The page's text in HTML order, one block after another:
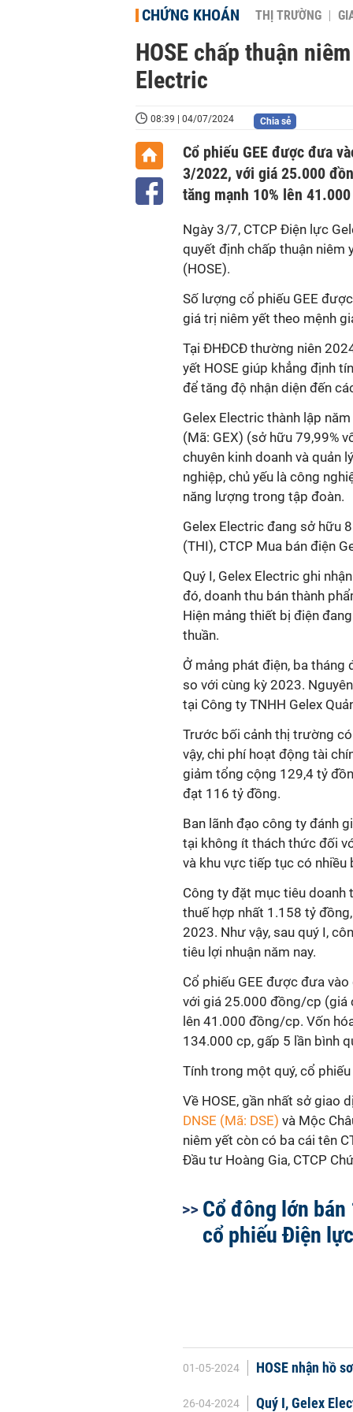
CHỨNG KHOÁN THỊ TRƯỜNG
HOSE chấp thuận
Electric
08:39 | 04/07/2024 Chia sẻ
Cổ phiếu GEE được đưa
3/2022, với giá 25.000
tăng mạnh 10% lên
Ngày 3/7, CTCP Điện lực
quyết định chấp thuận niêm
(HOSE).
Số lượng cổ phiếu GEE
giá trị niêm yết theo mệnh
Tại ĐHĐCĐ thường niên
yết HOSE giúp khẳng định
để tăng độ nhận diện đến
Gelex Electric thành lập
(Mã: GEX) (sở hữu 79,99%
chuyên kinh doanh và quản
nghiệp, chủ yếu là công
năng lượng trong tập đoàn.
Gelex Electric đang sở hữu
(THI), CTCP Mua bán điện
Quý I, Gelex Electric ghi
đó, doanh thu bán thành
Hiện mảng thiết bị điện
thuần.
Ở mảng phát điện, ba tháng
so với cùng kỳ 2023.
tại Công ty TNHH Gelex
Trước bối cảnh thị trường
vậy, chi phí hoạt động tài
giảm tổng cộng 129,4 tỷ
đạt 116 tỷ đồng.
Ban lãnh đạo công ty đánh
tại không ít thách thức đối
và khu vực tiếp tục có nhiều
Công ty đặt mục tiêu doanh
thuế hợp nhất 1.158 tỷ
2023. Như vậy, sau quý I,
tiêu lợi nhuận năm nay.
Cổ phiếu GEE được đưa
với giá 25.000 đồng/cp (giá
lên 41.000 đồng/cp. Vốn
134.000 cp, gấp 5 lần bình
Tính trong một quý, cổ phiếu
Về HOSE, gần nhất sở giao
DNSE (Mã: DSE) và Mộc
niêm yết còn có ba cái tên
Đầu tư Hoàng Gia, CTCP
Cổ đông lớn
cổ phiếu Điện
01-05-2024 HOSE nhận hồ
26-04-2024 Quý I, Gelex